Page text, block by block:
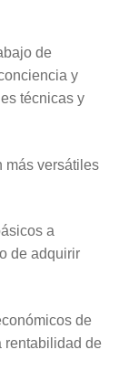
de
y
técnicas y
más versátiles
a
de adquirir
de
rentabilidad de